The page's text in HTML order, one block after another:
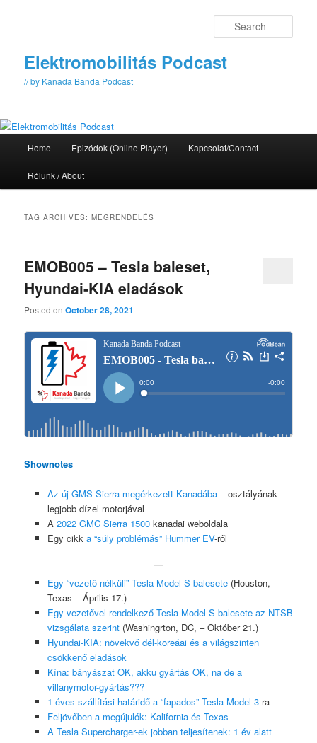
Elektromobilitás Podcast
// by Kanada Banda Podcast
Home Epizódok (Online Player) Kapcsolat/Contact
Rólunk / About
TAG ARCHIVES:MEGRENDELÉS
EMOB005 – Tesla baleset,
Hyundai-KIA eladások
Posted onOctober 28, 2021
Shownotes
Az új GMS Sierra megérkezett Kanadába– osztályának
legjobb dízel motorjával
A 2022 GMC Sierra 1500kanadai weboldala
Egy cikk a “súly problémás” Hummer EV-ről
Egy “vezető nélküli” Tesla Model S balesete(Houston,
Texas – Április 17.)
Egy vezetővel rendelkező Tesla Model S balesete az NTSB
vizsgálata szerint(Washingrton, DC, – Október 21.)
Hyundai-KIA: növekvő dél-koreáai és a világszinten
csökkenő eladások
Kína: bányászat OK, akku gyártás OK, na de a
villanymotor-gyártás???
1 éves szállítási határidő a “fapados” Tesla Model 3-ra
Feljövőben a megújulók: Kalifornia és Texas
A Tesla Supercharger-ek jobban teljesítenek: 1 év alatt